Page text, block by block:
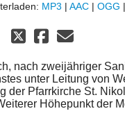
MP3 | AAC | OGG |
nach zweijähriger
unter Leitung von
der Pfarrkirche St.
Höhepunkt der